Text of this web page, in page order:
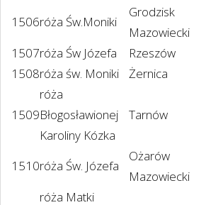
1506róża Św.Moniki
Grodzisk
Mazowiecki
1507róża Św Józefa Rzeszów
1508róża św. Moniki Żernica
1509
róża
Błogosławionej
Karoliny Kózka
Tarnów
1510róża Św. Józefa
Ożarów
Mazowiecki
róża Matki